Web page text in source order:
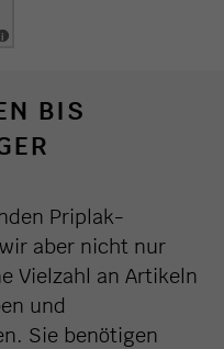
BIS
Priplak-
aber nicht nur
Vielzahl an Artikeln
und
Sie benötigen